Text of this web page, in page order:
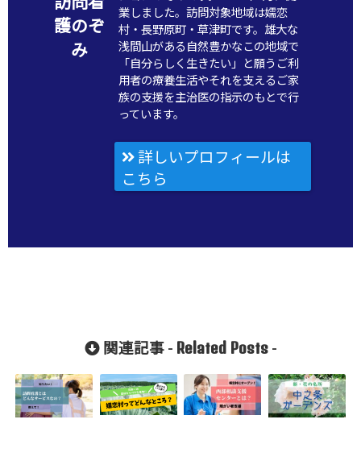
護のぞ
み
業しました。訪問対象地域は嬬恋
村・長野原町・草津町です。雄大な
浅間山がある自然豊かなこの地域で
「自分らしく生きたい」と願うご利
用者の療養生活やそれを支えるご家
族の支援を主治医の指示のもとで行
っています。
詳しいプロフィールは
こちら
関連記事 - Related Posts-